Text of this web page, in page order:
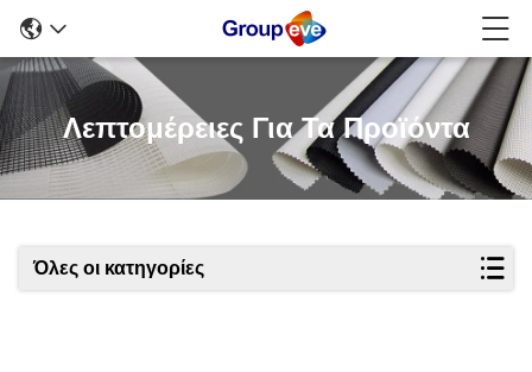
Λεπτομέρειες Για Τα Προϊόντα
Όλες οι κατηγορίες